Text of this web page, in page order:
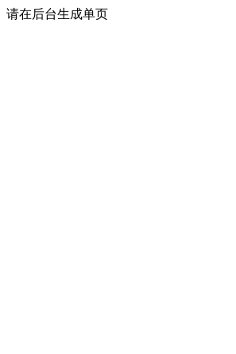
请在后台生成单页